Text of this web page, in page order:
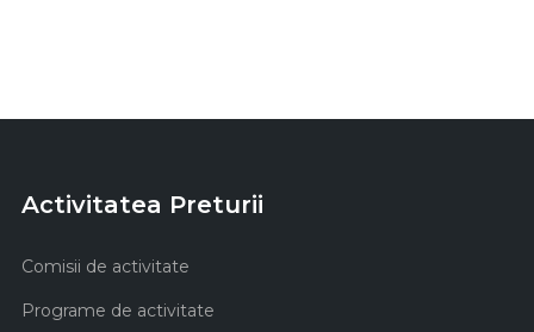
Activitatea Preturii
Comisii de activitate
Programe de activitate